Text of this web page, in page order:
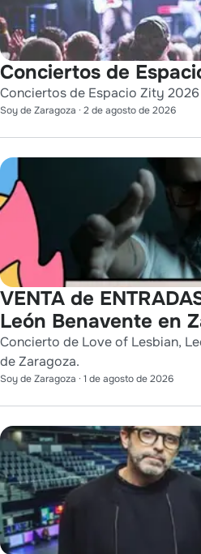
Conciertos de
Conciertos de Espacio Zity
Soy de Zaragoza · 2 de agosto de 2026
VENTA de
León Benavente en
Concierto de Love of Lesbian,
de Zaragoza.
Soy de Zaragoza · 1 de agosto de 2026